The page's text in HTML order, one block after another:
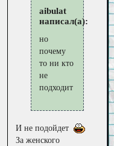
aibulat
написал(а):
но
почему
то ни кто
не
подходит
И не подойдет
За женского